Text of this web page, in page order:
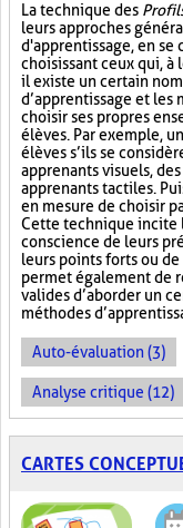
La technique des
leurs approches
d'apprentissage, en se
choisissant ceux qui, à
il existe un certain
d’apprentissage et les
choisir ses propres
élèves. Par exemple,
élèves s’ils se
apprenants visuels,
apprenants tactiles.
en mesure de choisir
Cette technique incite
conscience de leurs
leurs points forts ou
permet également de
valides d’aborder un
méthodes
Auto-évaluation (3)
Analyse critique (12)
CARTES